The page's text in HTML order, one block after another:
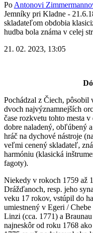
Po Antonovi
Jemníky pri Kladne -
skladateľom obdobia
hudba bola známa v celej
21. 02. 2023, 13:05
Pochádzal z Čiech, pôsobil
dvoch najvýznamnejších
čase rozkvetu tohto mesta
dobre naladený, obľúbený
hráč na dychové nástroje
veľmi cenený skladateľ,
harmóniu (klasická
fagoty).
Niekedy v rokoch 1759 až
Drážďanoch, resp. jeho
veku 17 rokov, vstúpil do
umiestnený v Egeri /
Linzi (cca. 1771) a
najneskôr od roku 1768